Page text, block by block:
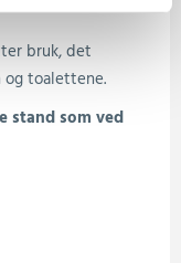
bruk, det
og toalettene.
stand som ved